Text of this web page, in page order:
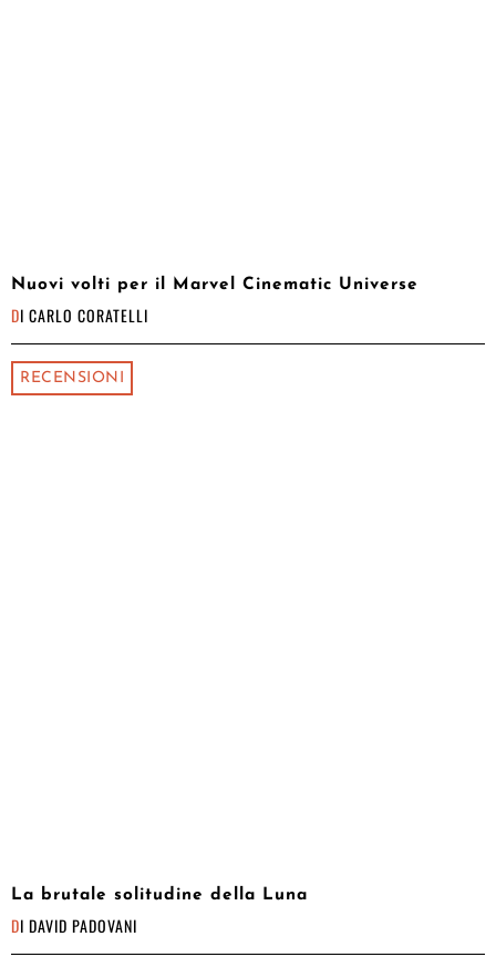
Nuovi volti per il Marvel Cinematic Universe
DI CARLO CORATELLI
RECENSIONI
La brutale solitudine della Luna
DI DAVID PADOVANI